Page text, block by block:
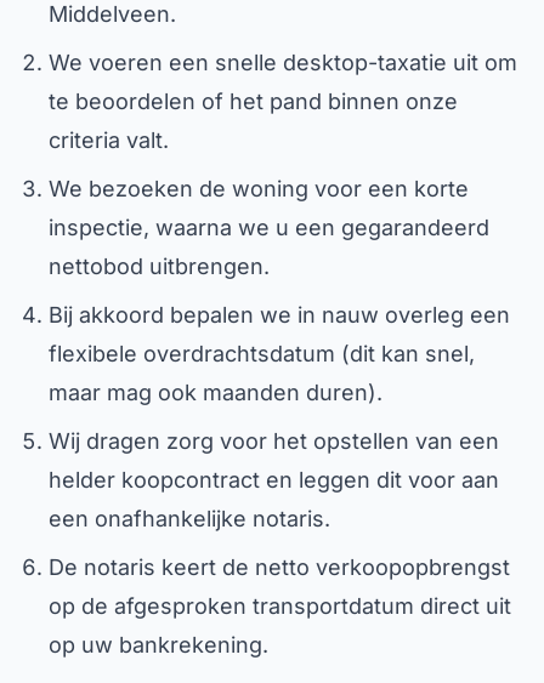
Middelveen.
We voeren een snelle desktop-taxatie uit om
te beoordelen of het pand binnen onze
criteria valt.
We bezoeken de woning voor een korte
inspectie, waarna we u een gegarandeerd
nettobod uitbrengen.
Bij akkoord bepalen we in nauw overleg een
flexibele overdrachtsdatum (dit kan snel,
maar mag ook maanden duren).
Wij dragen zorg voor het opstellen van een
helder koopcontract en leggen dit voor aan
een onafhankelijke notaris.
De notaris keert de netto verkoopopbrengst
op de afgesproken transportdatum direct uit
op uw bankrekening.